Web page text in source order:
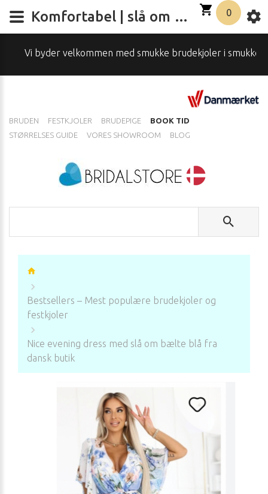
Vi byder velkommen med smukke brudekjoler i smukke
BRUDEN FESTKJOLER BRUDEPIGE
BOOK TID
STØRRELSES GUIDE
VORES SHOWROOM BLOG
0
Bestsellers – Mest populære brudekjoler og
festkjoler
Nice evening dress med slå om bælte blå fra
dansk butik
Komfortabel | slå om kjole blå